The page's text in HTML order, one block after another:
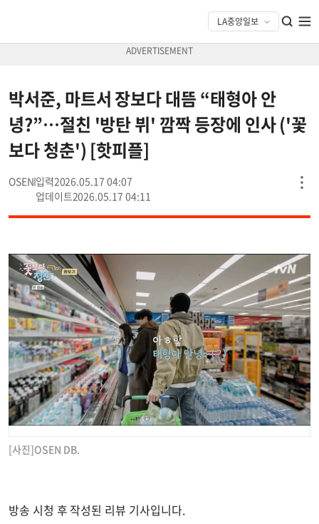
박서준, 마트서 장보다 대뜸 “태형아 안
녕?”…절친 '방탄 뷔' 깜짝 등장에 인사 ('꽃
보다 청춘') [핫피플]
OSEN
2026.05.17 04:07
2026.05.17 04:11
[사진]OSEN DB.
방송 시청 후 작성된 리뷰 기사입니다.